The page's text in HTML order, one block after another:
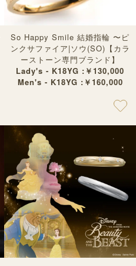
So Happy Smile 結婚指輪 〜ピ
ンクサファイア|ソウ(SO)【カラ
ーストーン専門ブランド】
Lady's - K18YG :￥130,000
Men's - K18YG :￥160,000